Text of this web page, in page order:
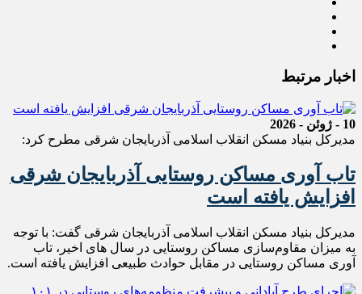
اخبار مرتبط
10 - ژوئن - 2026
مدیرکل بنیاد مسکن انقلاب اسلامی آذربایجان شرقی مطرح کرد:
تاب آوری مساکن روستایی آذربایجان شرقی
افزایش یافته است
مدیرکل بنیاد مسکن انقلاب اسلامی آذربایجان شرقی گفت: با توجه
به میزان مقاوم‌سازی مساکن روستایی در سال های اخیر، تاب
آوری مساکن روستایی در مقابل حوادث طبیعی افزایش یافته است.